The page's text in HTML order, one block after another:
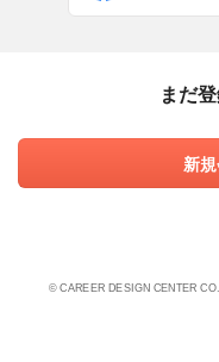
まだ
新
© CAREER DESIGN CENTER